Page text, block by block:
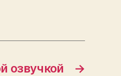
→
озвучкой